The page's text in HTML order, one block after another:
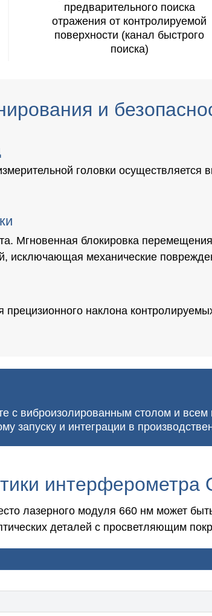
предварительного поиска
отражения от контролируемой
поверхности (канал быстрого
поиска)
и
головки осуществляется
Мгновенная блокировка
исключающая механические
прецизионного наклона
с виброизолированным столом и
запуску и интеграции в
лазерного модуля 660 нм может
деталей с просветляющим